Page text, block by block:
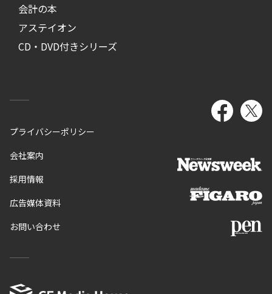
会計の本
アステイオン
CD・DVD付きシリーズ
プライバシーポリシー
会社案内
採用情報
広告媒体資料
お問い合わせ